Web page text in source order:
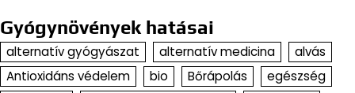
Gyógynövények hatásai
alternatív gyógyászat alternatív medicina
alvás
Antioxidáns védelem
bio Bőrápolás
egészség